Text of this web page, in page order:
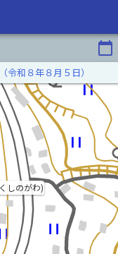
calendar_today
しのがわ)
令和８年８月５日）